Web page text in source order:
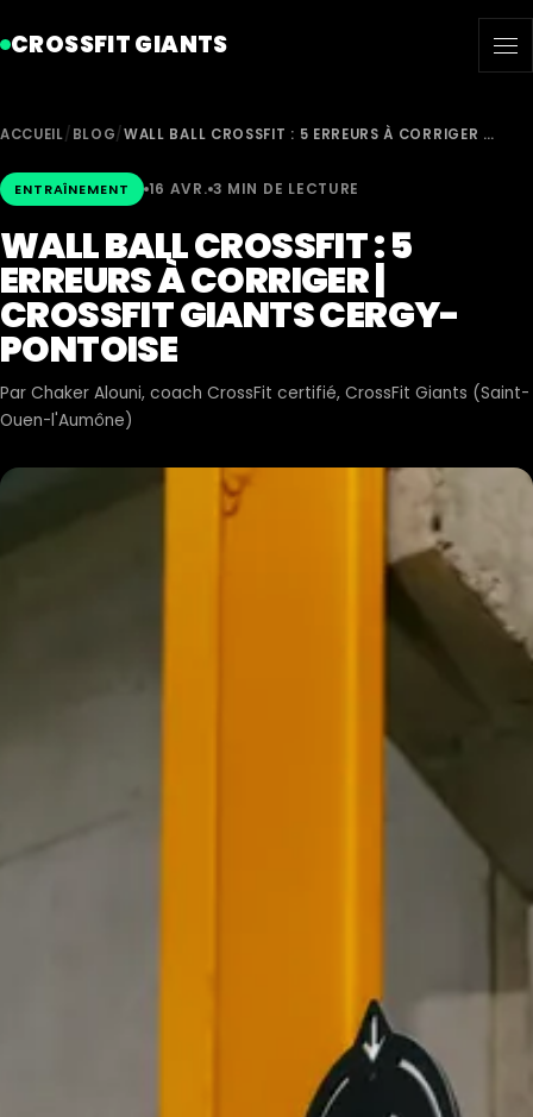
CROSSFIT GIANTS
ACCUEIL/ BLOG/WALL BALL CROSSFIT : 5 ERREURS À CORRIGER …
ENTRAÎNEMENT 16 AVR. 3 MIN DE LECTURE
WALL BALL CROSSFIT : 5
ERREURS À CORRIGER |
CROSSFIT GIANTS CERGY-
PONTOISE
Par Chaker Alouni, coach CrossFit certifié, CrossFit Giants (Saint-
Ouen-l'Aumône)